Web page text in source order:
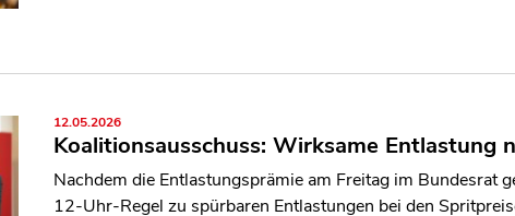
12.05.2026
Koalitionsausschuss: Wirksame Entlastung
Nachdem die Entlastungsprämie am Freitag im Bundesrat
12‑Uhr‑Regel zu spürbaren Entlastungen bei den